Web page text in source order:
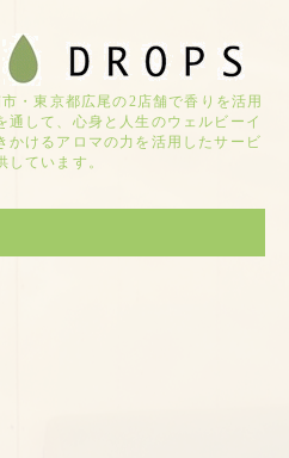
・東京都広尾の2店舗で香りを活用
通して、心身と人生のウェルビーイ
かけるアロマの力を活用したサービ
しています。